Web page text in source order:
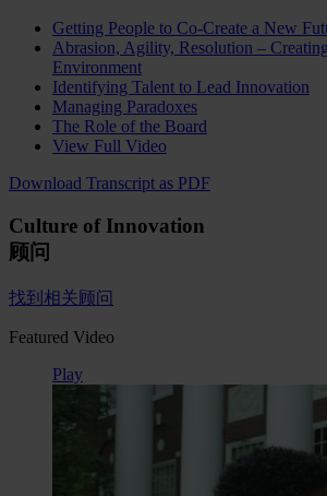
Getting People to Co-Create a New
Abrasion, Agility, Resolution –
Environment
Identifying Talent to Lead Innovation
Managing Paradoxes
The Role of the Board
View Full Video
Download Transcript as PDF
Culture of Innovation
顾问
找到相关顾问
Featured Video
Play